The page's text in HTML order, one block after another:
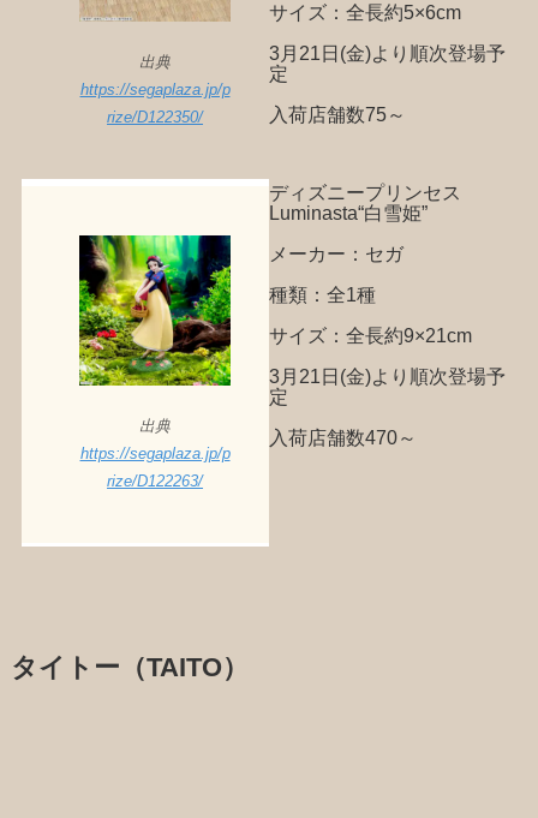
出典
https://segaplaza.jp/p
rize/D122350/
サイズ：全長約5×6cm
3月21日(金)より順次登場予
定
入荷店舗数75～
出典
https://segaplaza.jp/p
rize/D122263/
ディズニープリンセス
Luminasta“白雪姫”
メーカー：セガ
種類：全1種
サイズ：全長約9×21cm
3月21日(金)より順次登場予
定
入荷店舗数470～
タイトー（TAITO）